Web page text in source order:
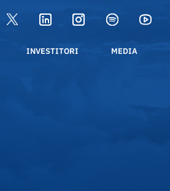
INVESTITORI MEDIA